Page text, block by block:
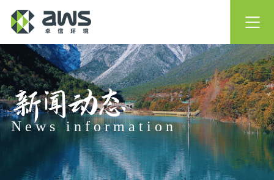
首 页
核心技术
新闻动态
News information